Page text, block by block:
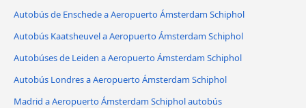
Autobús de Enschede a Aeropuerto Ámsterdam Schiphol
Autobús Kaatsheuvel a Aeropuerto Ámsterdam Schiphol
Autobúses de Leiden a Aeropuerto Ámsterdam Schiphol
Autobús Londres a Aeropuerto Ámsterdam Schiphol
Madrid a Aeropuerto Ámsterdam Schiphol autobús